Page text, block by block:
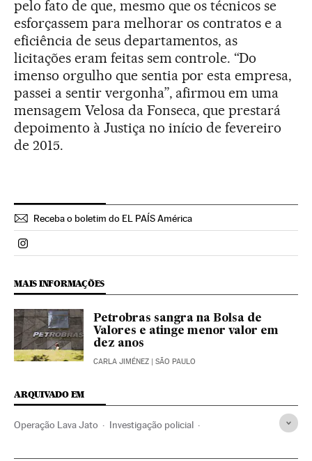
pelo fato de que, mesmo que os técnicos se
esforçassem para melhorar os contratos e a
eficiência de seus departamentos, as
licitações eram feitas sem controle. “Do
imenso orgulho que sentia por esta empresa,
passei a sentir vergonha”, afirmou em uma
mensagem Velosa da Fonseca, que prestará
depoimento à Justiça no início de fevereiro
de 2015.
Receba o boletim do EL PAÍS América
Politica El País Brasil en Instagram
MAIS INFORMAÇÕES
Petrobras sangra na Bolsa de
Valores e atinge menor valor em
dez anos
CARLA JIMÉNEZ | SÃO PAULO
ARQUIVADO EM
Operação Lava Jato Investigação policial